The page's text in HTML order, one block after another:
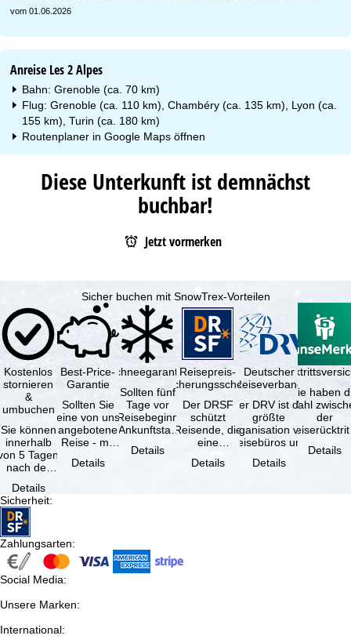
vom 01.06.2026
Anreise Les 2 Alpes
Bahn: Grenoble (ca. 70 km)
Flug: Grenoble (ca. 110 km), Chambéry (ca. 135 km), Lyon (ca.
155 km), Turin (ca. 180 km)
Routenplaner inGoogle Maps öffnen
Diese Unterkunft ist demnächst
buchbar!
Jetzt vormerken
Sicher buchen mit SnowTrex-Vorteilen
Kostenlos
stornieren
&
umbuchen
Sie können
innerhalb
5 Tagen
nach der
kostenfrei
…
Details
Best-Price-
Garantie
Sollten Sie
eine von uns
angebotene
Reise - mit
Leistung und
Details
Schneegarantie
Sollten fünf
Tage vor
Reisebeginn
(Ankunftstag)
Schneemangel
Details
Reisepreis-
Sicherungsschein
Der DRSF
schützt
Reisende, die
eine
oder
Details
Deutscher
Reiseverband
Der DRV ist die
größte
Organisation von
Reisebüros und
Reiseveranstaltern
in …
Details
Sie haben
Wahl
der
(inklusive
Details
Sicherheit:
Zahlungsarten:
Social Media:
Unsere Marken:
International: